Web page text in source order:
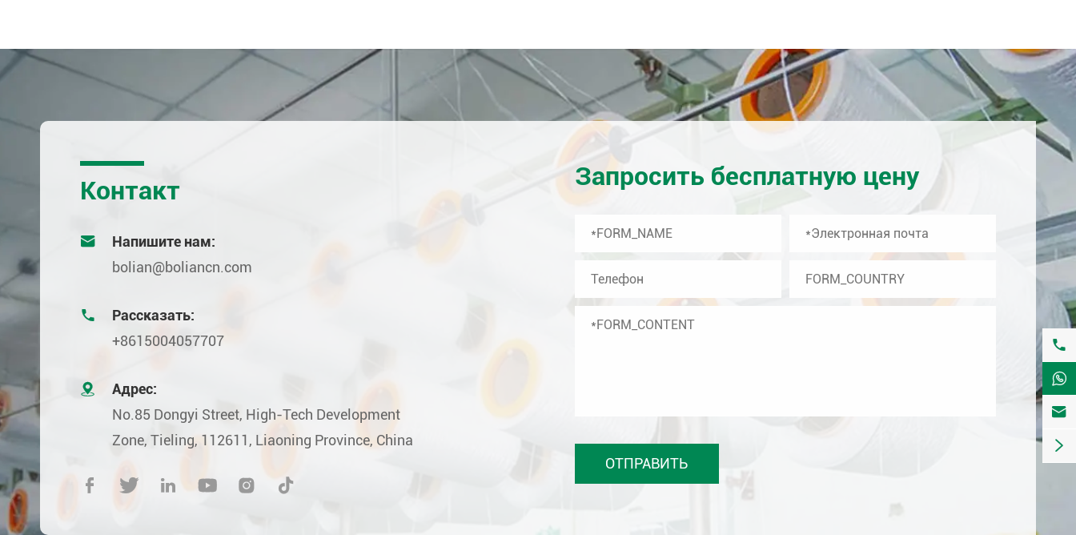
Контакт

Напишите нам:
bolian@boliancn.com

Рассказать:
+8615004057707

Адрес:
No.85 Dongyi Street, High-Tech Development
Zone, Tieling, 112611, Liaoning Province, China
     
Запросить бесплатную цену



